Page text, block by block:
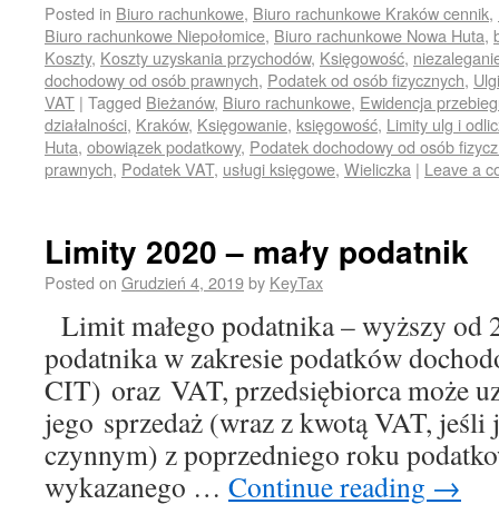
Posted in Biuro rachunkowe, Biuro rachunkowe Kraków cennik,
Biuro rachunkowe Niepołomice, Biuro rachunkowe Nowa Huta,
Koszty, Koszty uzyskania przychodów, Księgowość,
dochodowy od osób prawnych, Podatek od osób fizycznych, Ulgi
VAT | Tagged Bieżanów, Biuro rachunkowe, Ewidencja
działalności, Kraków, Księgowanie, księgowość, Limity ulg i
Huta, obowiązek podatkowy, Podatek dochodowy od osób
prawnych, Podatek VAT, usługi księgowe, Wieliczka | Leave a
Limity 2020 – mały podatnik
Posted on Grudzień 4, 2019by KeyTax
Limit małego podatnika – wyższy od
podatnika w zakresie podatków
CIT) oraz VAT, przedsiębiorca może
jego sprzedaż (wraz z kwotą VAT,
czynnym) z poprzedniego roku
wykazanego … Continue reading →